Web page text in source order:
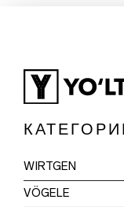
WIRTGEN
VÖGELE